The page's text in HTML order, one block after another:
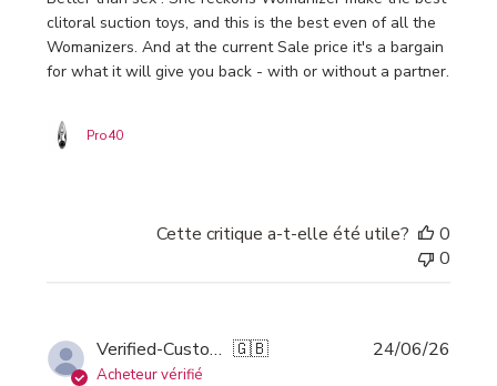
clitoral suction toys, and this is the best even of all the
Womanizers. And at the current Sale price it's a bargain
for what it will give you back - with or without a partner.
Pro40
Cette critique a-t-elle été utile?
0
0
Verified-Customer 🇬🇧
Acheteur vérifié
24/06/26